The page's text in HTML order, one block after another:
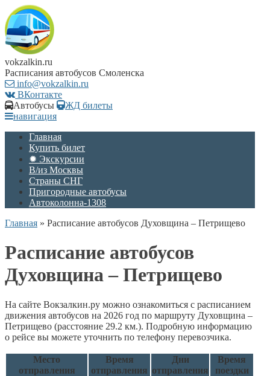
vokzalkin.ru
Расписания автобусов Смоленска
info@vokzalkin.ru
ВКонтакте
Автобусы
ЖД билеты
навигация
Главная
Купить билет
✹ Экскурсии
В/из Москвы
Страны СНГ
Пригородные автобусы
Автоколонна-1308
Главная » Расписание автобусов Духовщина – Петрищево
Расписание автобусов
Духовщина – Петрищево
На сайте Вокзалкин.ру можно ознакомиться с расписанием
движения автобусов на 2026 год по маршруту Духовщина –
Петрищево (расстояние 29.2 км.). Подробную информацию
о рейсе вы можете уточнить по телефону перевозчика.
Место
отправления
Время
отправления
Дни
отправления
Время
поездки